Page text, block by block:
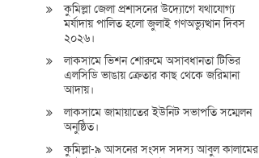
কুমিল্লা জেলা প্রশাসনের উদ্যোগে যথাযোগ্য
মর্যাদায় পালিত হলো জুলাই গণঅভ্যুত্থান দিবস
২০২৬।
লাকসামে ভিশন শোরুমে অসাবধানতা টিভির
এলসিডি ভাঙায় ক্রেতার কাছ থেকে জরিমানা
আদায়।
লাকসামে জামায়াতের ইউনিট সভাপতি সম্মেলন
অনুষ্ঠিত।
কুমিল্লা-৯ আসনের সংসদ সদস্য আবুল কালামের